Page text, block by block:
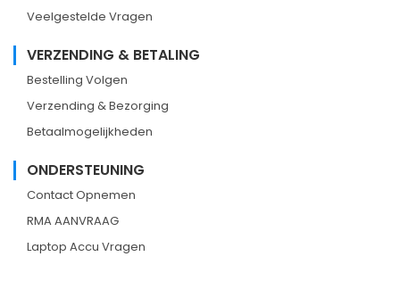
Veelgestelde Vragen
VERZENDING & BETALING
Bestelling Volgen
Verzending & Bezorging
Betaalmogelijkheden
ONDERSTEUNING
Contact Opnemen
RMA AANVRAAG
Laptop Accu Vragen